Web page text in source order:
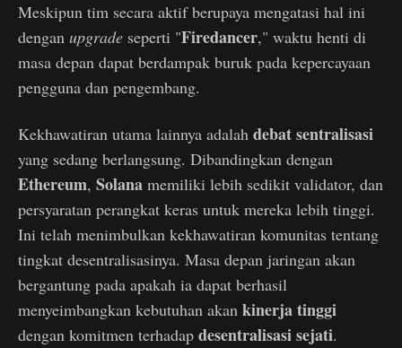
Meskipun tim secara aktif berupaya mengatasi hal ini
dengan upgrade seperti "Firedancer," waktu henti di
masa depan dapat berdampak buruk pada kepercayaan
pengguna dan pengembang.
Kekhawatiran utama lainnya adalah debat sentralisasi
yang sedang berlangsung. Dibandingkan dengan
Ethereum, Solana memiliki lebih sedikit validator, dan
persyaratan perangkat keras untuk mereka lebih tinggi.
Ini telah menimbulkan kekhawatiran komunitas tentang
tingkat desentralisasinya. Masa depan jaringan akan
bergantung pada apakah ia dapat berhasil
menyeimbangkan kebutuhan akan kinerja tinggi
dengan komitmen terhadap desentralisasi sejati.